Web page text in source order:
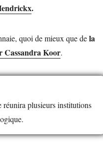
.
quoi de mieux que dela
Koor.
réunira plusieurs institutions